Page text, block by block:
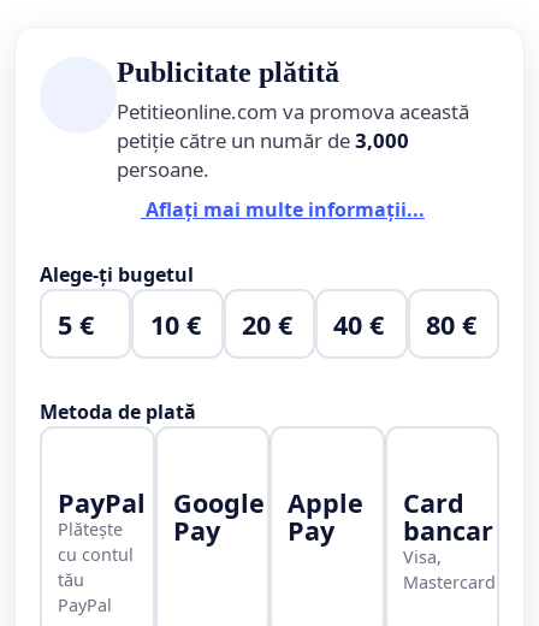
Publicitate plătită
Petitieonline.com va promova această
petiție către un număr de3,000
persoane.
Aflați mai multe informații...
Alege-ți bugetul
5 € 10 € 20 € 40 € 80 €
Metoda de plată
PayPal
Plătește
cu contul
tău
PayPal
Google
Pay
Apple
Pay
Card
bancar
Visa,
Mastercard